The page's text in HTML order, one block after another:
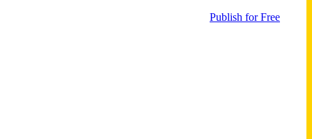
Publish for Free